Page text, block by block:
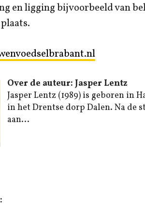
en ligging bijvoorbeeld van
Over de auteur: Jasper Lentz
Jasper Lentz (1989) is geboren in
in het Drentse dorp Dalen. Na de
aan...